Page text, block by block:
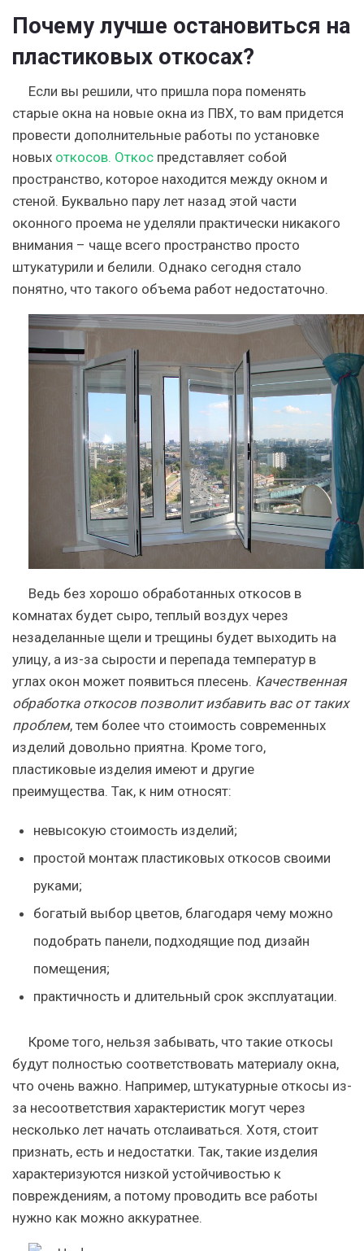
Почему лучше остановиться на
пластиковых откосах?
Если вы решили, что пришла пора поменять
старые окна на новые окна из ПВХ, то вам придется
провести дополнительные работы по установке
новых откосов. Откос представляет собой
пространство, которое находится между окном и
стеной. Буквально пару лет назад этой части
оконного проема не уделяли практически никакого
внимания – чаще всего пространство просто
штукатурили и белили. Однако сегодня стало
понятно, что такого объема работ недостаточно.
Ведь без хорошо обработанных откосов в
комнатах будет сыро, теплый воздух через
незаделанные щели и трещины будет выходить на
улицу, а из-за сырости и перепада температур в
углах окон может появиться плесень. Качественная
обработка откосов позволит избавить вас от таких
проблем, тем более что стоимость современных
изделий довольно приятна. Кроме того,
пластиковые изделия имеют и другие
преимущества. Так, к ним относят:
невысокую стоимость изделий;
простой монтаж пластиковых откосов своими
руками;
богатый выбор цветов, благодаря чему можно
подобрать панели, подходящие под дизайн
помещения;
практичность и длительный срок эксплуатации.
Кроме того, нельзя забывать, что такие откосы
будут полностью соответствовать материалу окна,
что очень важно. Например, штукатурные откосы из-
за несоответствия характеристик могут через
несколько лет начать отслаиваться. Хотя, стоит
признать, есть и недостатки. Так, такие изделия
характеризуются низкой устойчивостью к
повреждениям, а потому проводить все работы
нужно как можно аккуратнее.